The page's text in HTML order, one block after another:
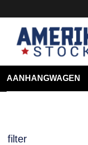
AANHANGWAGEN
filter